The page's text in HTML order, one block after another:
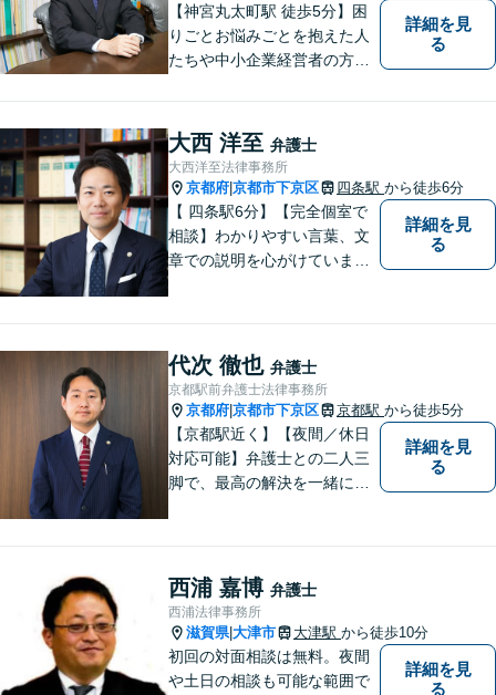
【神宮丸太町駅 徒歩5分】困
りごとお悩みごとを抱えた人
たちや中小企業経営者の方々
寧をモットーとして全力でそ
の解決にあたります。どんな
に困難でも、常に明るく、前
向きな気持ちをもって、ご依
頼者様とともにより良い解決
を目指します。
詳細を見
る
大西 洋至 弁護士
大西洋至法律事務所
京都府 京都市下京区 四条駅 から徒歩6分
【 四条駅6分】【完全個室で
相談】わかりやすい言葉、文
章での説明を心がけていま
気軽にご相談下さい。
詳細を見
る
代次 徹也 弁護士
京都駅前弁護士法律事務所
京都府 京都市下京区 京都駅 から徒歩5分
【京都駅近く】【夜間／休日
対応可能】弁護士との二人三
脚で、最高の解決を一緒に目
可能です。【地域に根ざした
弁護士】まずは当事務所の無
料法律相談をご体験くださ
い。
詳細を見
る
西浦 嘉博 弁護士
西浦法律事務所
滋賀県|大津市 大津駅 から徒歩10分
初回の対面相談は無料。夜間
や土日の相談も可能な範囲で
詳細を見
る